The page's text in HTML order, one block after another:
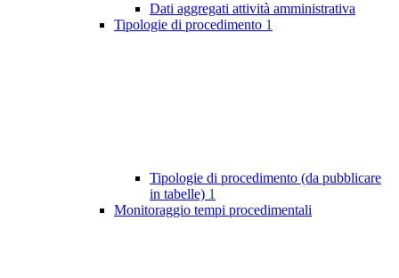
Dati aggregati attività amministrativa
Tipologie di procedimento 1
Tipologie di procedimento (da pubblicare
in tabelle) 1
Monitoraggio tempi procedimentali